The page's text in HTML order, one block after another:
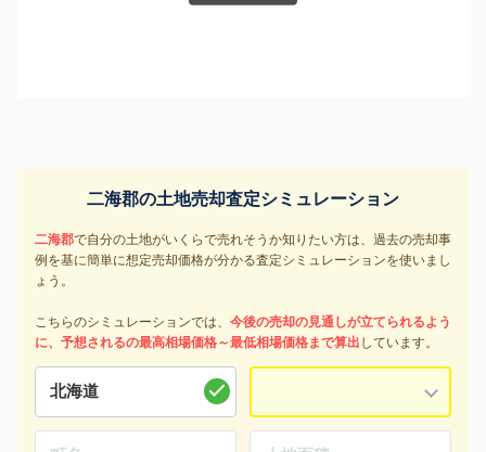
二海郡の土地売却査定シミュレーション
二海郡で自分の土地がいくらで売れそうか知りたい方は、過去の売却事
例を基に簡単に想定売却価格が分かる査定シミュレーションを使いまし
ょう。
こちらのシミュレーションでは、 今後の売却の見通しが立てられるよう
に、予想されるの最高相場価格～最低相場価格まで算出 しています。